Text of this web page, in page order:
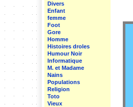
Divers
Enfant
femme
Foot
Gore
Homme
Histoires droles
Humour Noir
Informatique
M. et Madame
Nains
Populations
Religion
Toto
Vieux